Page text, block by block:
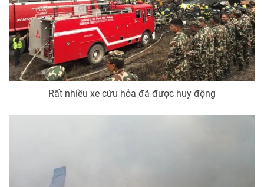
Rất nhiều xe cứu hỏa đã được huy động